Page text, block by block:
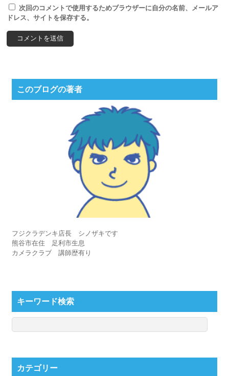
次回のコメントで使用するためブラウザーに自分の名前、メールア
ドレス、サイトを保存する。
このブログの著者
フジクラデンキ店長 シノザキです
熊谷市在住 足利市生息
カメラクラブ 講師歴有り
キーワード検索
カテゴリー